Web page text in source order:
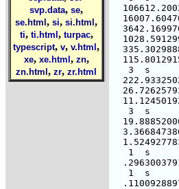
svp.data, se,
se.html , si, si.html ,
ti, ti.html , turpac,
typescript, v, v.html ,
xe, xe.html , zn,
zn.html , zr, zr.html